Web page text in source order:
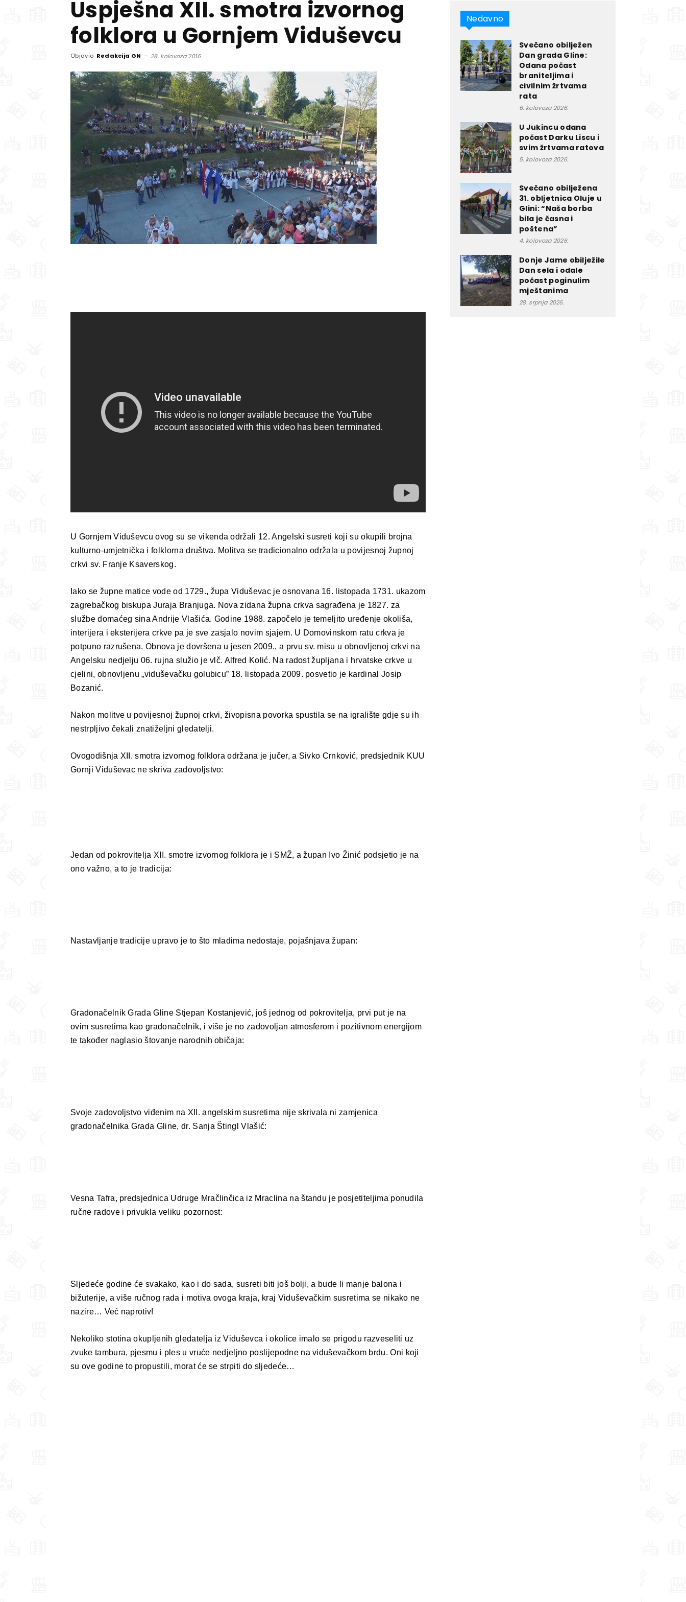
Uspješna XII. smotra izvornog
folklora u Gornjem Viduševcu
Objavio Redakcija GN - 28. kolovoza 2016.
U Gornjem Viduševcu ovog su se vikenda održali 12. Angelski susreti koji su okupili brojna
kulturno-umjetnička i folklorna društva. Molitva se tradicionalno održala u povijesnoj župnoj
crkvi sv. Franje Ksaverskog.
Iako se župne matice vode od 1729., župa Viduševac je osnovana 16. listopada 1731. ukazom
zagrebačkog biskupa Juraja Branjuga. Nova zidana župna crkva sagrađena je 1827. za
službe domaćeg sina Andrije Vlašića. Godine 1988. započelo je temeljito uređenje okoliša,
interijera i eksterijera crkve pa je sve zasjalo novim sjajem. U Domovinskom ratu crkva je
potpuno razrušena. Obnova je dovršena u jesen 2009., a prvu sv. misu u obnovljenoj crkvi na
Angelsku nedjelju 06. rujna služio je vlč. Alfred Kolić. Na radost župljana i hrvatske crkve u
cjelini, obnovljenu „viduševačku golubicu” 18. listopada 2009. posvetio je kardinal Josip
Bozanić.
Nakon molitve u povijesnoj župnoj crkvi, živopisna povorka spustila se na igralište gdje su ih
nestrpljivo čekali znatiželjni gledatelji.
Ovogodišnja XII. smotra izvornog folklora održana je jučer, a Sivko Crnković, predsjednik KUU
Gornji Viduševac ne skriva zadovoljstvo:
Jedan od pokrovitelja XII. smotre izvornog folklora je i SMŽ, a župan Ivo Žinić podsjetio je na
ono važno, a to je tradicija:
Nastavljanje tradicije upravo je to što mladima nedostaje, pojašnjava župan:
Gradonačelnik Grada Gline Stjepan Kostanjević, još jednog od pokrovitelja, prvi put je na
ovim susretima kao gradonačelnik, i više je no zadovoljan atmosferom i pozitivnom energijom
te također naglasio štovanje narodnih običaja:
Svoje zadovoljstvo viđenim na XII. angelskim susretima nije skrivala ni zamjenica
gradonačelnika Grada Gline, dr. Sanja Štingl Vlašić:
Vesna Tafra, predsjednica Udruge Mračlinčica iz Mraclina na štandu je posjetiteljima ponudila
ručne radove i privukla veliku pozornost:
Sljedeće godine će svakako, kao i do sada, susreti biti još bolji, a bude li manje balona i
bižuterije, a više ručnog rada i motiva ovoga kraja, kraj Viduševačkim susretima se nikako ne
nazire… Već naprotiv!
Nekoliko stotina okupljenih gledatelja iz Viduševca i okolice imalo se prigodu razveseliti uz
zvuke tambura, pjesmu i ples u vruće nedjeljno poslijepodne na viduševačkom brdu. Oni koji
su ove godine to propustili, morat će se strpiti do sljedeće…
Nedavno
Svečano obilježen
Dan grada Gline:
Odana počast
braniteljima i
civilnim žrtvama
rata
6. kolovoza 2026.
U Jukincu odana
počast Darku Liscu i
svim žrtvama ratova
5. kolovoza 2026.
Svečano obilježena
31. obljetnica Oluje u
Glini: “Naša borba
bila je časna i
poštena”
4. kolovoza 2026.
Donje Jame obilježile
Dan sela i odale
počast poginulim
mještanima
28. srpnja 2026.